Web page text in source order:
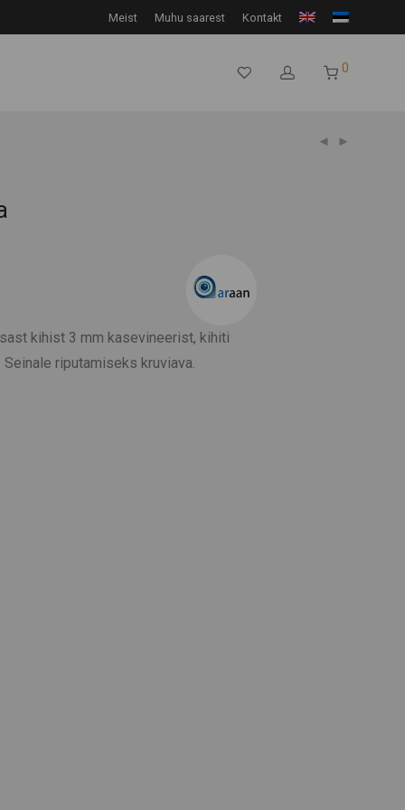
Meist Muhu saarest Kontakt
0
kihist 3 mm kasevineerist, kihiti
riputamiseks kruviava.